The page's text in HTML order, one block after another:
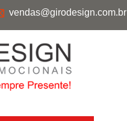
vendas@girodesign.com.br